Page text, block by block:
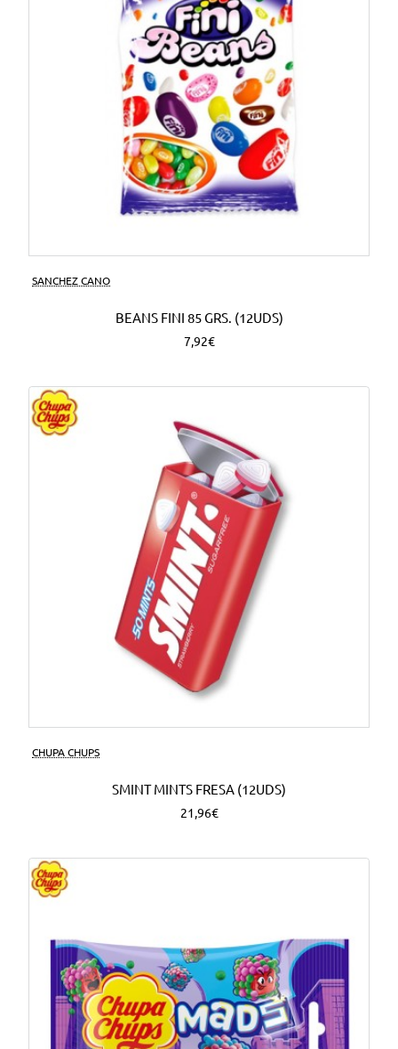
SANCHEZ CANO
BEANS FINI 85 GRS. (12UDS)
7,92€
CHUPA CHUPS
SMINT MINTS FRESA (12UDS)
21,96€